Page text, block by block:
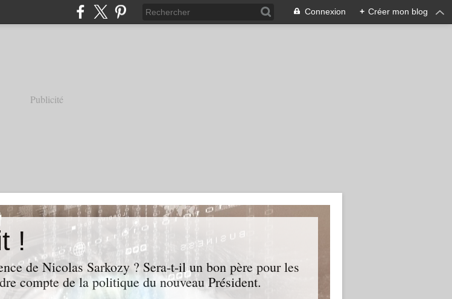
Connexion + Créer mon blog
Publicité
!
de Nicolas Sarkozy ? Sera-t-il un bon père pour les
compte de la politique du nouveau Président.